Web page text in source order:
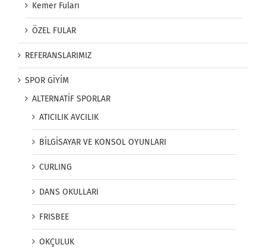
Kemer Fuları
ÖZEL FULAR
REFERANSLARIMIZ
SPOR GİYİM
ALTERNATİF SPORLAR
ATICILIK AVCILIK
BİLGİSAYAR VE KONSOL OYUNLARI
CURLING
DANS OKULLARI
FRISBEE
OKÇULUK